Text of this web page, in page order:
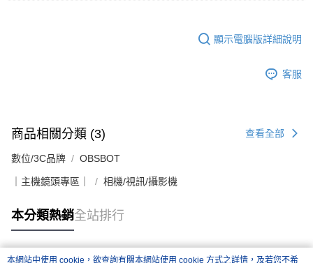
顯示電腦版詳細說明
客服
商品相關分類 (3) 查看全部
數位/3C品牌 OBSBOT
｜主機鏡頭專區｜ 相機/視訊/攝影機
本分類熱銷全站排行
本網站中使用 cookie，欲查詢有關本網站使用 cookie 方式之詳情，及若您不希